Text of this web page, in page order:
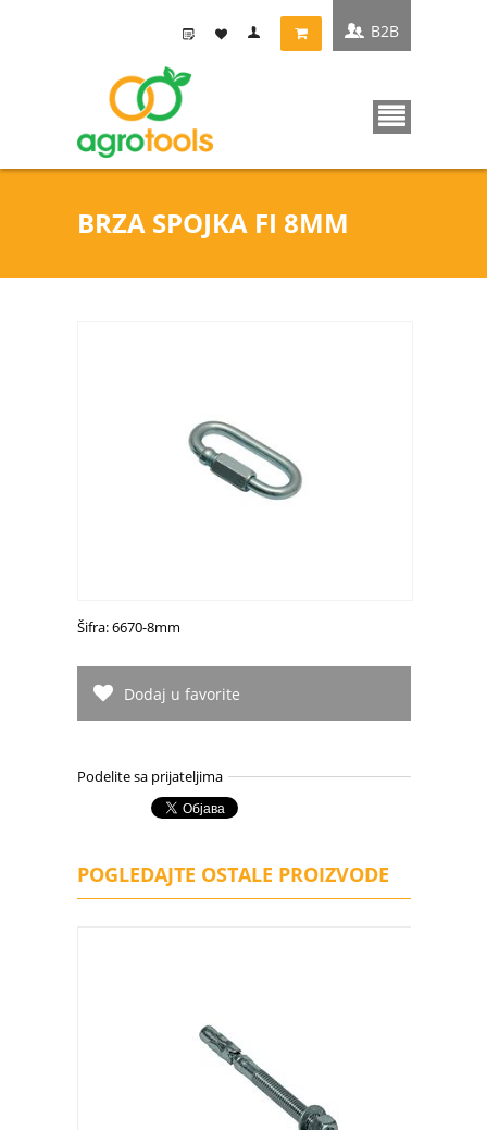
BRZA SPOJKA FI 8MM
B2B
Šifra: 6670-8mm
Dodaj u favorite
Podelite sa prijateljima
POGLEDAJTE OSTALE PROIZVODE